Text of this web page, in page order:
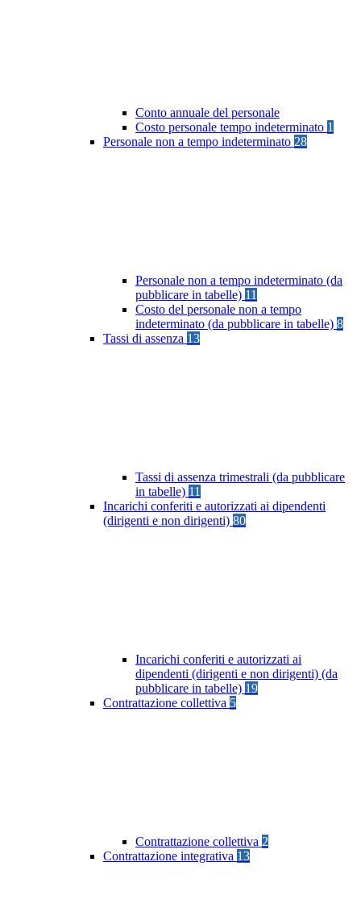
Conto annuale del personale
Costo personale tempo indeterminato 1
Personale non a tempo indeterminato 28
Personale non a tempo indeterminato (da
pubblicare in tabelle) 11
Costo del personale non a tempo
indeterminato (da pubblicare in tabelle) 8
Tassi di assenza 13
Tassi di assenza trimestrali (da pubblicare
in tabelle) 11
Incarichi conferiti e autorizzati ai dipendenti
(dirigenti e non dirigenti) 80
Incarichi conferiti e autorizzati ai
dipendenti (dirigenti e non dirigenti) (da
pubblicare in tabelle) 19
Contrattazione collettiva 5
Contrattazione collettiva 2
Contrattazione integrativa 13